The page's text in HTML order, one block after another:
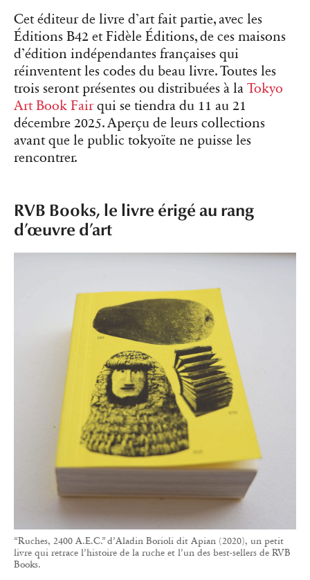
Cet éditeur de livre d’art fait partie, avec les
Éditions B42 et Fidèle Éditions, de ces maisons
d’édition indépendantes françaises qui
réinventent les codes du beau livre. Toutes les
trois seront présentes ou distribuées à la Tokyo
Art Book Fairqui se tiendra du 11 au 21
décembre 2025. Aperçu de leurs collections
avant que le public tokyoïte ne puisse les
rencontrer.
RVB Books, le livre érigé au rang
d’œuvre d’art
“Ruches, 2400 A.E.C.” d’Aladin Borioli dit Apian (2020), un petit
livre qui retrace l’histoire de la ruche et l’un des best-sellers de RVB
Books.